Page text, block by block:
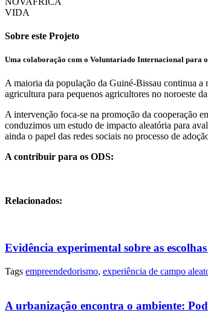
VIDA
Sobre este Projeto
Uma colaboração com o Voluntariado Internacional para
A maioria da população da Guiné-Bissau continua a
agricultura para pequenos agricultores no noroeste
A intervenção foca-se na promoção da cooperação
conduzimos um estudo de impacto aleatória para
ainda o papel das redes sociais no processo de
A contribuir para os ODS:
Relacionados:
Evidência experimental sobre as
Tags empreendedorismo, experiência de campo
A urbanização encontra o ambiente: